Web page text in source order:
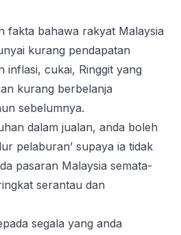
fakta bahawa rakyat Malaysia
kurang pendapatan
inflasi, cukai, Ringgit yang
kurang berbelanja
sebelumnya.
dalam jualan, anda boleh
pelaburan’ supaya ia tidak
pasaran Malaysia semata-
serantau dan
segala yang anda